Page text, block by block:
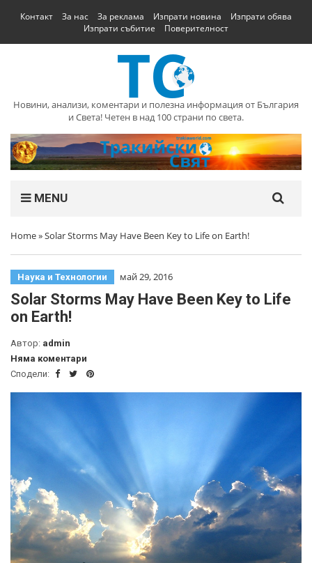
Контакт За нас За реклама Изпрати новина
Изпрати обява
Изпрати събитие
Поверителност
Новини, анализи, коментари и полезна информация от България
и Света! Четен в над 100 страни по света.
MENU
Home»Solar Storms May Have Been Key to Life on Earth!
Наука и Технологии май 29, 2016
Solar Storms May Have Been Key to Life
on Earth!
Автор: admin
Няма коментари
Сподели: